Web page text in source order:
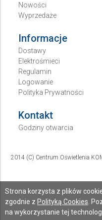
Strona korzysta z plików
zgodnie z Polityką Cookies .
na wykorzystanie tej
Nowości
Wyprzedaże
Informacje
Dostawy
Elektrośmieci
Regulamin
Logowanie
Polityka Prywatności
Kontakt
Godziny otwarcia
2014 (C) Centrum Oświetlenia